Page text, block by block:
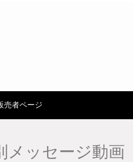
売者ページ
メッセージ動画